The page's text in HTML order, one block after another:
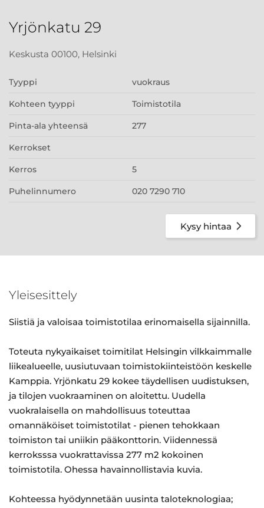
Yrjönkatu 29
Keskusta 00100, Helsinki
Tyyppi vuokraus
Kohteen tyyppi Toimistotila
Pinta-ala yhteensä 277
Kerrokset
Kerros 5
Puhelinnumero 020 7290 710
Kysy hintaa
Yleisesittely
Siistiä ja valoisaa toimistotilaa erinomaisella sijainnilla.
Toteuta nykyaikaiset toimitilat Helsingin vilkkaimmalle
liikealueelle, uusiutuvaan toimistokiinteistöön keskelle
Kamppia. Yrjönkatu 29 kokee täydellisen uudistuksen,
ja tilojen vuokraaminen on aloitettu. Uudella
vuokralaisella on mahdollisuus toteuttaa
omannäköiset toimistotilat - pienen tehokkaan
toimiston tai uniikin pääkonttorin. Viidennessä
kerroksssa vuokrattavissa 277 m2 kokoinen
toimistotila. Ohessa havainnollistavia kuvia.
Kohteessa hyödynnetään uusinta taloteknologiaa;